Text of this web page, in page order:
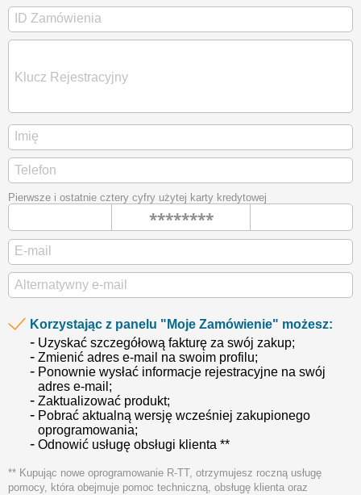
Pierwsze i ostatnie cztery cyfry użytej karty kredytowej
********
Korzystając z panelu "Moje Zamówienie" możesz:
Uzyskać szczegółową fakturę za swój zakup;
Zmienić adres e-mail na swoim profilu;
Ponownie wysłać informacje rejestracyjne na swój
adres e-mail;
Zaktualizować produkt;
Pobrać aktualną wersję wcześniej zakupionego
oprogramowania;
Odnowić usługę obsługi klienta **
** Kupując nowe oprogramowanie R-TT, otrzymujesz roczną usługę
pomocy, która obejmuje pomoc techniczną, obsługę klienta oraz